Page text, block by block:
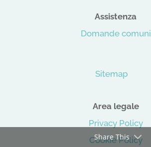
Assistenza
Domande comuni
Sitemap
Area legale
Privacy Policy
Cookie Policy
Share This